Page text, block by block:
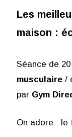
Les
maison :
Séance de
musculaire/
par Gym
On adore : le